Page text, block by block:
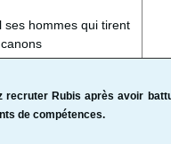
ses hommes qui tirent
recruter Rubis après avoir
de compétences.